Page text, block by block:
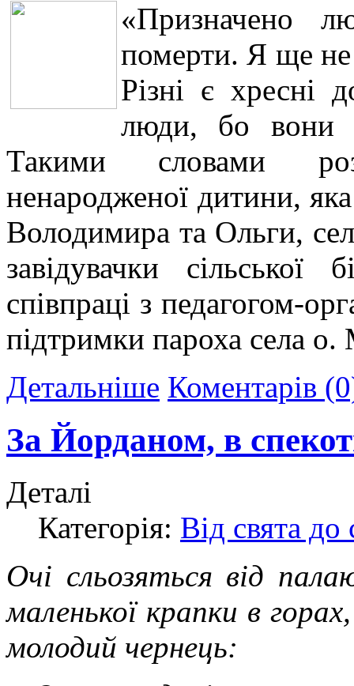
«Призначено
померти. Я ще не
Різні є хресні
люди, бо вони
Такими словами
ненародженої дитини,
Володимира та Ольги,
завідувачки
співпраці з педагогом-
підтримки пароха села
Детальніше Коментарів
За Йорданом, в
Деталі
Категорія: Від свята до
Очі сльозяться від
маленької крапки в
молодий чернець: